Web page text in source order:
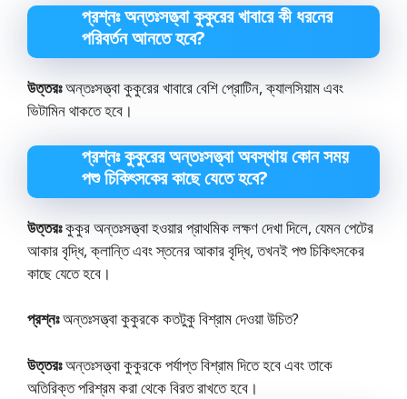
প্রশ্নঃ অন্তঃসত্ত্বা কুকুরের খাবারে কী ধরনের
পরিবর্তন আনতে হবে?
উত্তরঃঅন্তঃসত্ত্বা কুকুরের খাবারে বেশি প্রোটিন, ক্যালসিয়াম এবং
ভিটামিন থাকতে হবে।
প্রশ্নঃ কুকুরের অন্তঃসত্ত্বা অবস্থায় কোন সময়
পশু চিকিৎসকের কাছে যেতে হবে?
উত্তরঃকুকুর অন্তঃসত্ত্বা হওয়ার প্রাথমিক লক্ষণ দেখা দিলে, যেমন পেটের
আকার বৃদ্ধি, ক্লান্তি এবং স্তনের আকার বৃদ্ধি, তখনই পশু চিকিৎসকের
কাছে যেতে হবে।
প্রশ্নঃঅন্তঃসত্ত্বা কুকুরকে কতটুকু বিশ্রাম দেওয়া উচিত?
উত্তরঃঅন্তঃসত্ত্বা কুকুরকে পর্যাপ্ত বিশ্রাম দিতে হবে এবং তাকে
অতিরিক্ত পরিশ্রম করা থেকে বিরত রাখতে হবে।